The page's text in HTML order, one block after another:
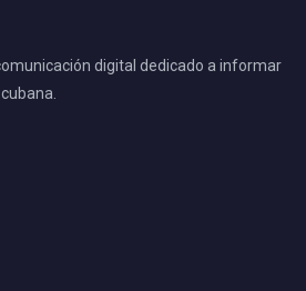
digital dedicado a informar